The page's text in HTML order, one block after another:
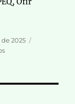
2025